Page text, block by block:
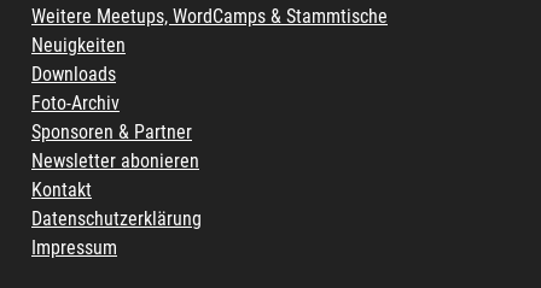
Weitere Meetups, WordCamps & Stammtische
Neuigkeiten
Downloads
Foto-Archiv
Sponsoren & Partner
Newsletter abonieren
Kontakt
Datenschutzerklärung
Impressum